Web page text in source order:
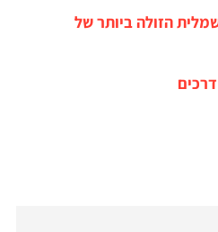
הזולה ביותר של